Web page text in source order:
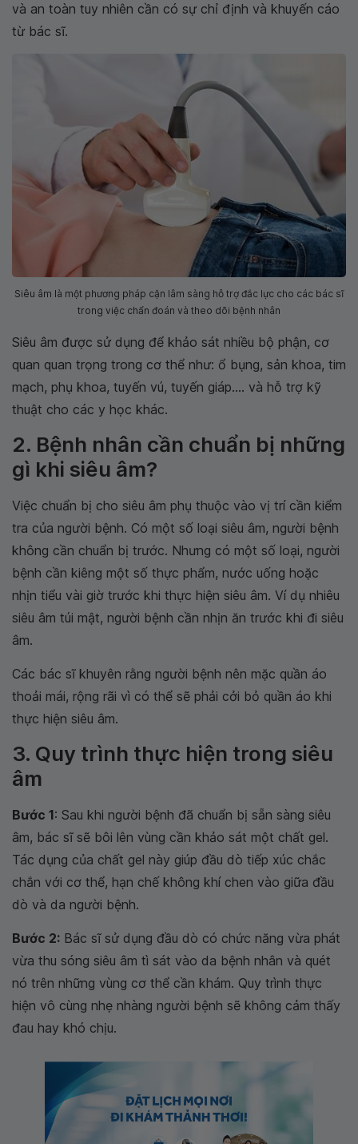
và an toàn tuy nhiên cần có sự chỉ định và khuyến cáo
từ bác sĩ.
Siêu âm là một phương pháp cận lâm sàng hỗ trợ đắc lực cho các bác sĩ
trong việc chẩn đoán và theo dõi bệnh nhân
Siêu âm được sử dụng để khảo sát nhiều bộ phận, cơ
quan quan trọng trong cơ thể như: ổ bụng, sản khoa, tim
mạch, phụ khoa, tuyến vú, tuyến giáp.... và hỗ trợ kỹ
thuật cho các y học khác.
2. Bệnh nhân cần chuẩn bị những
gì khi siêu âm?
Việc chuẩn bị cho siêu âm phụ thuộc vào vị trí cần kiểm
tra của người bệnh. Có một số loại siêu âm, người bệnh
không cần chuẩn bị trước. Nhưng có một số loại, người
bệnh cần kiêng một số thực phẩm, nước uống hoặc
nhịn tiểu vài giờ trước khi thực hiện siêu âm. Ví dụ nhiêu
siêu âm túi mật, người bệnh cần nhịn ăn trước khi đi siêu
âm.
Các bác sĩ khuyên rằng người bệnh nên mặc quần áo
thoải mái, rộng rãi vì có thể sẽ phải cởi bỏ quần áo khi
thực hiện siêu âm.
3. Quy trình thực hiện trong siêu
âm
Bước 1: Sau khi người bệnh đã chuẩn bị sẵn sàng siêu
âm, bác sĩ sẽ bôi lên vùng cần khảo sát một chất gel.
Tác dụng của chất gel này giúp đầu dò tiếp xúc chắc
chắn với cơ thể, hạn chế không khí chen vào giữa đầu
dò và da người bệnh.
Bước 2: Bác sĩ sử dụng đầu dò có chức năng vừa phát
vừa thu sóng siêu âm tì sát vào da bệnh nhân và quét
nó trên những vùng cơ thể cần khám. Quy trình thực
hiện vô cùng nhẹ nhàng người bệnh sẽ không cảm thấy
đau hay khó chịu.